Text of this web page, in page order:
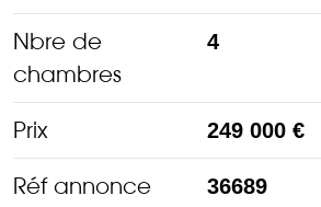
Nbre de
chambres
4
Prix 249 000 €
Réf annonce 36689